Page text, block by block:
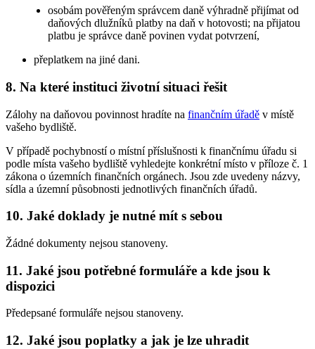
osobám pověřeným správcem daně výhradně přijímat od
daňových dlužníků platby na daň v hotovosti; na přijatou
platbu je správce daně povinen vydat potvrzení,
přeplatkem na jiné dani.
8. Na které instituci životní situaci řešit
Zálohy na daňovou povinnost hradíte na finančním úřadě v místě
vašeho bydliště.
V případě pochybností o místní příslušnosti k finančnímu úřadu si
podle místa vašeho bydliště vyhledejte konkrétní místo v příloze č. 1
zákona o územních finančních orgánech. Jsou zde uvedeny názvy,
sídla a územní působnosti jednotlivých finančních úřadů.
10. Jaké doklady je nutné mít s sebou
Žádné dokumenty nejsou stanoveny.
11. Jaké jsou potřebné formuláře a kde jsou k
dispozici
Předepsané formuláře nejsou stanoveny.
12. Jaké jsou poplatky a jak je lze uhradit